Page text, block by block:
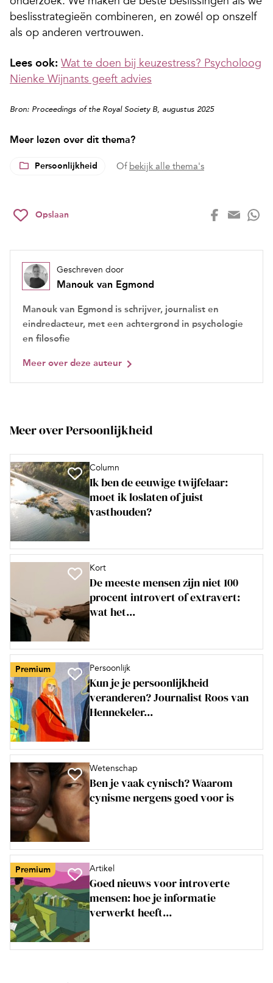
beslisstrategieën combineren, en zowél op onszelf
als op anderen vertrouwen.
Lees ook: Wat te doen bij keuzestress? Psycholoog
Nienke Wijnants geeft advies
Bron: Proceedings of the Royal Society B, augustus 2025
Meer lezen over dit thema?
Persoonlijkheid Of bekijk alle thema's
Opslaan
Geschreven door
Manouk van Egmond
Manouk van Egmond is schrijver, journalist en
eindredacteur, met een achtergrond in psychologie
en filosofie
Meer over deze auteur
Meer over Persoonlijkheid
Column
Ik ben de eeuwige twijfelaar:
moet ik loslaten of juist
vasthouden?
Kort
De meeste mensen zijn niet 100
procent introvert of extravert:
wat het...
Premium Persoonlijk
Kun je je persoonlijkheid
veranderen? Journalist Roos van
Hennekeler...
Wetenschap
Ben je vaak cynisch? Waarom
cynisme nergens goed voor is
Premium Artikel
Goed nieuws voor introverte
mensen: hoe je informatie
verwerkt heeft...